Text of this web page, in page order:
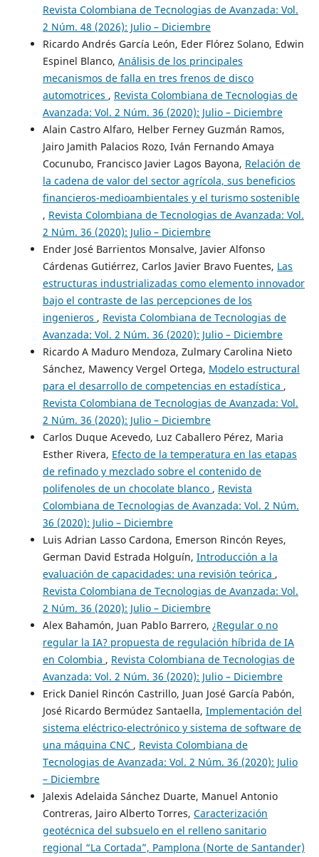
Revista Colombiana de Tecnologias de Avanzada: Vol.
2 Núm. 48 (2026): Julio – Diciembre
Ricardo Andrés García León, Eder Flórez Solano, Edwin
Espinel Blanco, Análisis de los principales
mecanismos de falla en tres frenos de disco
automotrices , Revista Colombiana de Tecnologias de
Avanzada: Vol. 2 Núm. 36 (2020): Julio – Diciembre
Alain Castro Alfaro, Helber Ferney Guzmán Ramos,
Jairo Jamith Palacios Rozo, Iván Fernando Amaya
Cocunubo, Francisco Javier Lagos Bayona, Relación de
la cadena de valor del sector agrícola, sus beneficios
financieros-medioambientales y el turismo sostenible
, Revista Colombiana de Tecnologias de Avanzada: Vol.
2 Núm. 36 (2020): Julio – Diciembre
Ender José Barrientos Monsalve, Javier Alfonso
Cárdenas Gutiérrez, Carlos Javier Bravo Fuentes, Las
estructuras industrializadas como elemento innovador
bajo el contraste de las percepciones de los
ingenieros , Revista Colombiana de Tecnologias de
Avanzada: Vol. 2 Núm. 36 (2020): Julio – Diciembre
Ricardo A Maduro Mendoza, Zulmary Carolina Nieto
Sánchez, Mawency Vergel Ortega, Modelo estructural
para el desarrollo de competencias en estadística ,
Revista Colombiana de Tecnologias de Avanzada: Vol.
2 Núm. 36 (2020): Julio – Diciembre
Carlos Duque Acevedo, Luz Caballero Pérez, Maria
Esther Rivera, Efecto de la temperatura en las etapas
de refinado y mezclado sobre el contenido de
polifenoles de un chocolate blanco , Revista
Colombiana de Tecnologias de Avanzada: Vol. 2 Núm.
36 (2020): Julio – Diciembre
Luis Adrian Lasso Cardona, Emerson Rincón Reyes,
German David Estrada Holguín, Introducción a la
evaluación de capacidades: una revisión teórica ,
Revista Colombiana de Tecnologias de Avanzada: Vol.
2 Núm. 36 (2020): Julio – Diciembre
Alex Bahamón, Juan Pablo Barrero, ¿Regular o no
regular la IA? propuesta de regulación híbrida de IA
en Colombia , Revista Colombiana de Tecnologias de
Avanzada: Vol. 2 Núm. 36 (2020): Julio – Diciembre
Erick Daniel Rincón Castrillo, Juan José García Pabón,
José Ricardo Bermúdez Santaella, Implementación del
sistema eléctrico-electrónico y sistema de software de
una máquina CNC , Revista Colombiana de
Tecnologias de Avanzada: Vol. 2 Núm. 36 (2020): Julio
– Diciembre
Jalexis Adelaida Sánchez Duarte, Manuel Antonio
Contreras, Jairo Alberto Torres, Caracterización
geotécnica del subsuelo en el relleno sanitario
regional “La Cortada”, Pamplona (Norte de Santander)